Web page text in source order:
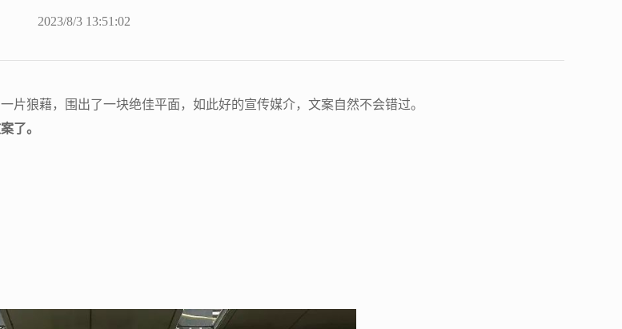
2023/8/3 13:51:02
狼藉，围出了一块绝佳平面，如此好的宣传媒介，文案自然不会错过。
了。